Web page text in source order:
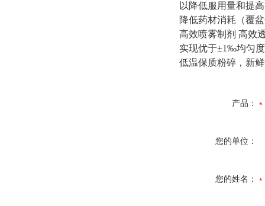
以降低服用量和提
降低药材消耗（覆
高效喷雾制剂 高效
实现优于±1‰均匀度
低温保质粉碎，新
产品：
您的单位：
您的姓名：